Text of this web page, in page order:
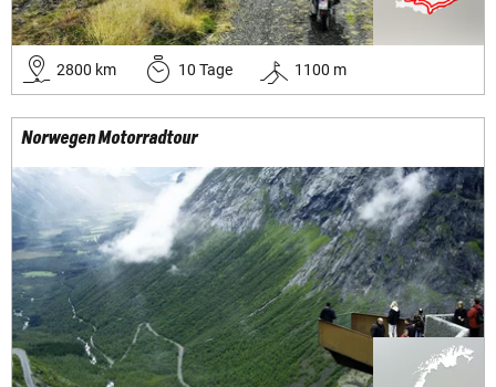
2800 km 10 Tage 1100 m
Norwegen Motorradtour